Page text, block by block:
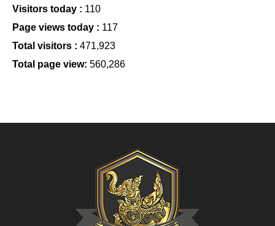
Visitors today : 110
Page views today : 117
Total visitors : 471,923
Total page view: 560,286